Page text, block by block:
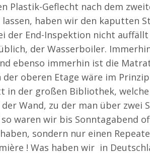
Plastik-Geflecht nach dem
haben wir den kaputten
der End-Inspektion nicht
der Wasserboiler.
ebenso immerhin ist die
oberen Etage wäre im Prinzip
in der großen Bibliothek,
Wand, zu der man über zwei
waren wir bis Sonntagabend
sondern nur einen
! Was haben wir in